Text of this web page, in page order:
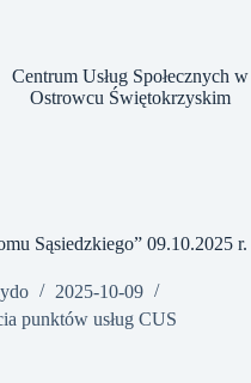
Centrum Usług Społecznych w
Ostrowcu Świętokrzyskim
Sąsiedzkiego” 09.10.2025 r.
2025-10-09
punktów usług CUS